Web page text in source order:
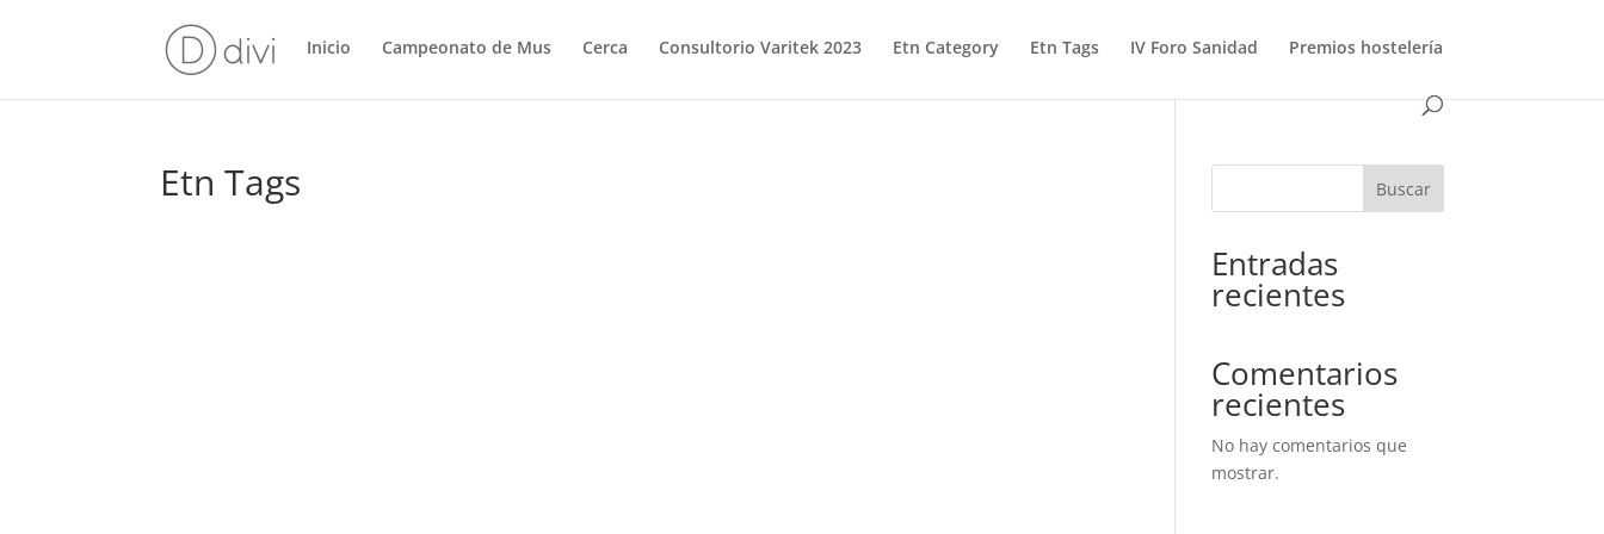
Inicio Campeonato de Mus Cerca Consultorio Varitek 2023 Etn Category Etn Tags IV Foro Sanidad Premios hostelería
Etn Tags Buscar
Entradas
recientes
Comentarios
recientes
No hay comentarios que
mostrar.